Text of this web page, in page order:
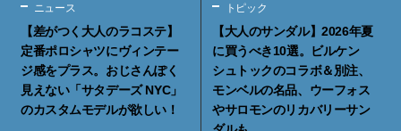
ニュース
【差がつく大人のラコステ】
定番ポロシャツにヴィンテー
ジ感をプラス。おじさんぽく
見えない「サタデーズ NYC」
のカスタムモデルが欲しい！
トピック
【大人のサンダル】2026年夏
に買うべき10選。ビルケン
シュトックのコラボ＆別注、
モンベルの名品、ウーフォス
やサロモンのリカバリーサン